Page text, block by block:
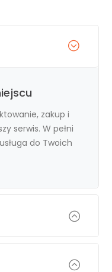
zakup i
serwis. W pełni
do Twoich